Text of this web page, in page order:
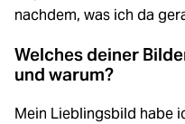
nachdem, was ich da
Welches deiner
und warum?
Mein Lieblingsbild habe